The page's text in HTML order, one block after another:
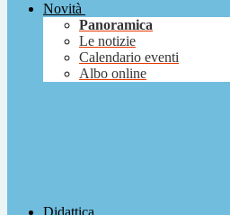
Novità
Panoramica
Le notizie
Calendario eventi
Albo online